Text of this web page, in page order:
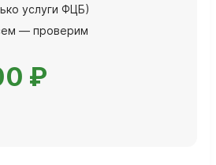
услуги ФЦБ)
— проверим
₽